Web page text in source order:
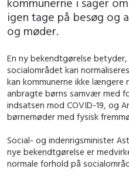
igen tage på besøg og
og møder.
En ny bekendtgørelse
socialområdet kan
kan kommunerne ikke længere
anbragte børns samvær med
indsatsen mod COVID-19, og
børnemøder med fysisk
Social- og indenrigsminister
nye bekendtgørelse er
normale forhold på